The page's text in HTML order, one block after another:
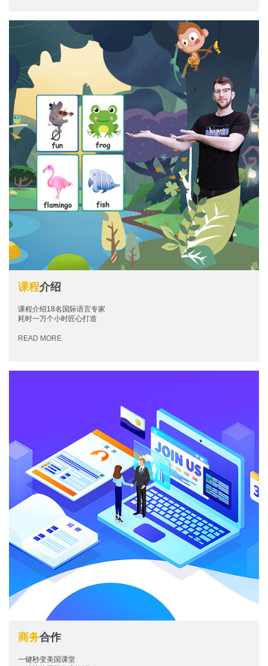
课程介绍
课程介绍18名国际语言专家
耗时一万个小时匠心打造
READ MORE
商务合作
一键秒变美国课堂​